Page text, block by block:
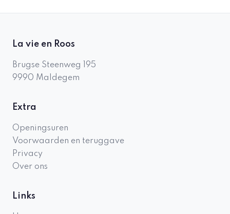
La vie en Roos
Brugse Steenweg 195
9990 Maldegem
Extra
Openingsuren
Voorwaarden en teruggave
Privacy
Over ons
Links